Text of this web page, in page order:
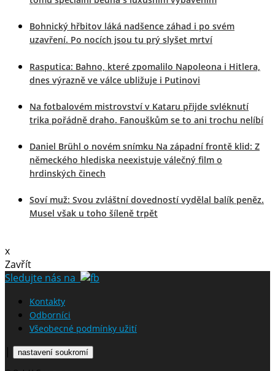
Bohnický hřbitov láká nadšence záhad i po svém
uzavření. Po nocích jsou tu prý slyšet mrtví
Rasputica: Bahno, které zpomalilo Napoleona i Hitlera,
dnes výrazně ve válce ubližuje i Putinovi
Na fotbalovém mistrovství v Kataru přijde svléknutí
trika pořádně draho. Fanouškům se to ani trochu nelíbí
Daniel Brühl o novém snímku Na západní frontě klid: Z
německého hlediska neexistuje válečný film o
hrdinských činech
Soví muž: Svou zvláštní dovedností vydělal balík peněz.
Musel však u toho šíleně trpět
x
Zavřít
Sledujte nás na
Kontakty
Odborníci
Všeobecné podmínky užití
| nastavení soukromí